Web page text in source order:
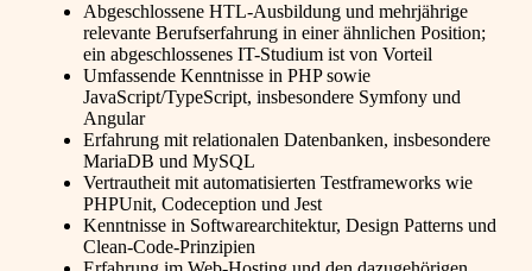
Abgeschlossene HTL-Ausbildung und mehrjährige
relevante Berufserfahrung in einer ähnlichen Position;
ein abgeschlossenes IT-Studium ist von Vorteil
Umfassende Kenntnisse in PHP sowie
JavaScript/TypeScript, insbesondere Symfony und
Angular
Erfahrung mit relationalen Datenbanken, insbesondere
MariaDB und MySQL
Vertrautheit mit automatisierten Testframeworks wie
PHPUnit, Codeception und Jest
Kenntnisse in Softwarearchitektur, Design Patterns und
Clean-Code-Prinzipien